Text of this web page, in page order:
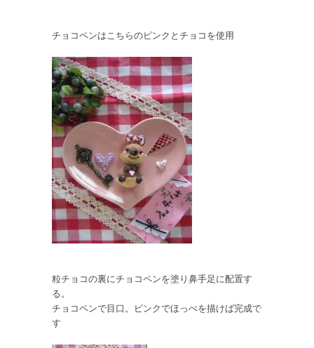
チョコペンはこちらのピンクとチョコを使用
粒チョコの裏にチョコペンを塗り鼻手足に配置す
る。
チョコペンで目口。ピンクでほっぺを描けば完成で
す